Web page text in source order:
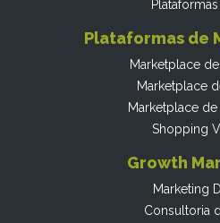
Plataformas de
Marketplace
Marketplace
Marketplace
Shopping
Growth
Marketing
Consultoria